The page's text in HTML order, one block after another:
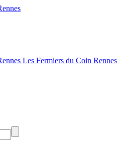
Les Fermiers du Coin Rennes